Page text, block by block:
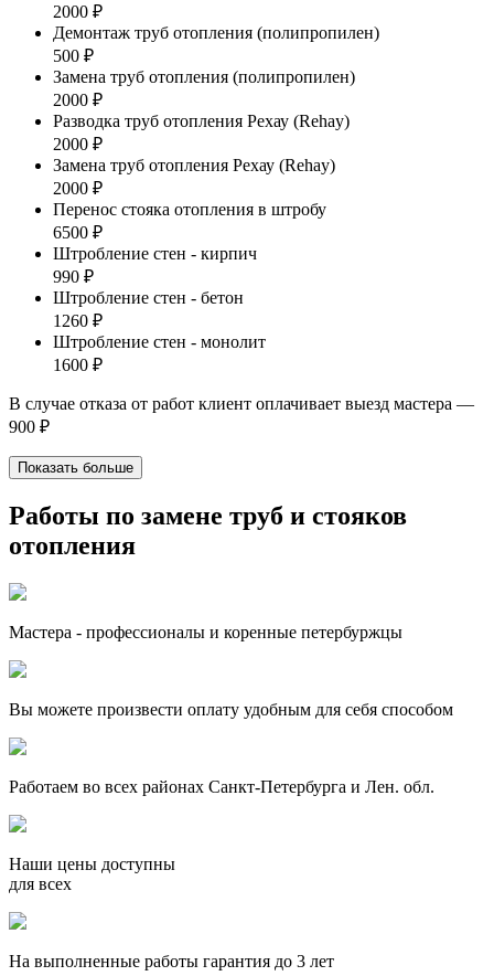
2000 ₽
Демонтаж труб отопления (полипропилен)
500 ₽
Замена труб отопления (полипропилен)
2000 ₽
Разводка труб отопления Рехау (Rehay)
2000 ₽
Замена труб отопления Рехау (Rehay)
2000 ₽
Перенос стояка отопления в штробу
6500 ₽
Штробление стен - кирпич
990 ₽
Штробление стен - бетон
1260 ₽
Штробление стен - монолит
1600 ₽
В случае отказа от работ клиент оплачивает выезд мастера —
900 ₽
Показать больше
Работы по замене труб и стояков
отопления
Мастера - профессионалы и коренные петербуржцы
Вы можете произвести оплату удобным для себя способом
Работаем во всех районах Санкт-Петербурга и Лен. обл.
Наши цены доступны
для всех
На выполненные работы гарантия до 3 лет